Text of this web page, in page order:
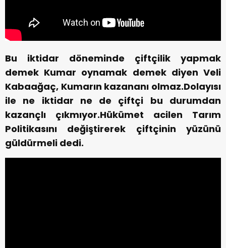
Bu iktidar döneminde çiftçilik yapmak
demek Kumar oynamak demek diyen Veli
Kabaağaç, Kumarın kazananı olmaz.Dolayısı
ile ne iktidar ne de çiftçi bu durumdan
kazançlı çıkmıyor.Hükümet acilen Tarım
Politikasını değiştirerek çiftçinin yüzünü
güldürmeli dedi.